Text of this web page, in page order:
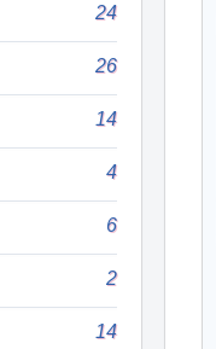
24
26
14
4
6
2
14